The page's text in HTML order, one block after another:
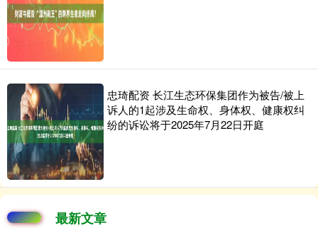
忠琦配资 长江生态环保集团作为被告/被上
诉人的1起涉及生命权、身体权、健康权纠
纷的诉讼将于2025年7月22日开庭
最新文章